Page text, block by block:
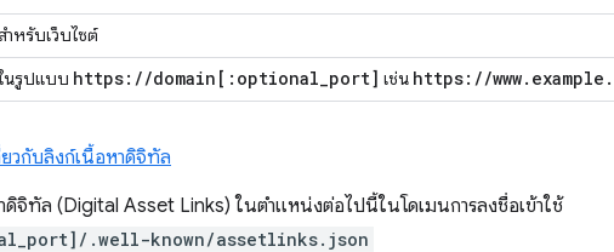
ำหรับเว็บไซต์
นรูปแบบ https: //domain [: optional_port] เช่น https: //www. example .
วกับลิงก์เนื้อหาดิจิทัล
จิทัล (Digital Asset Links) ในตำแหน่งต่อไปนี้ในโดเมนการลงชื่อเข้าใช้
.well-known/assetlinks.json